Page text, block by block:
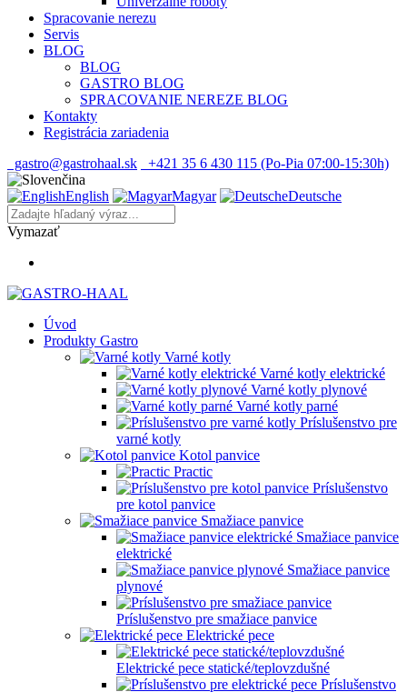
Spracovanie nerezu
Servis
BLOG
BLOG
GASTRO BLOG
SPRACOVANIE NEREZE BLOG
Kontakty
Registrácia zariadenia
gastro@gastrohaal.sk
+421 35 6 430 115 (Po-Pia 07:00-15:30h)
English Magyar Deutsche
Vymazať
Úvod
Produkty Gastro
Varné kotly
Varné kotly elektrické
Varné kotly plynové
Varné kotly parné
Príslušenstvo pre
varné kotly
Kotol panvice
Practic
Príslušenstvo
pre kotol panvice
Smažiace panvice
Smažiace panvice
elektrické
Smažiace panvice
plynové
Príslušenstvo pre smažiace panvice
Elektrické pece
Elektrické pece statické/teplovzdušné
Príslušenstvo